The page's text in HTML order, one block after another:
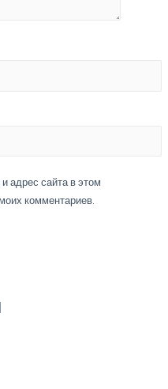
адрес сайта в этом
комментариев.